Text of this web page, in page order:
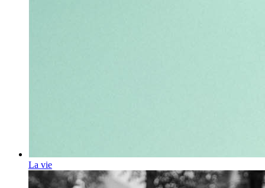
La vie